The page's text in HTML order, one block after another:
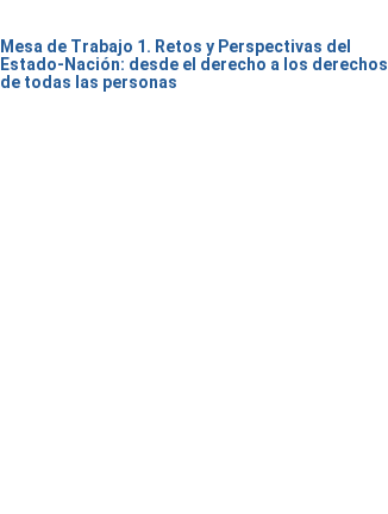
Mesa de Trabajo 1. Retos y Perspectivas del
Estado-Nación: desde el derecho a los derechos
de todas las personas